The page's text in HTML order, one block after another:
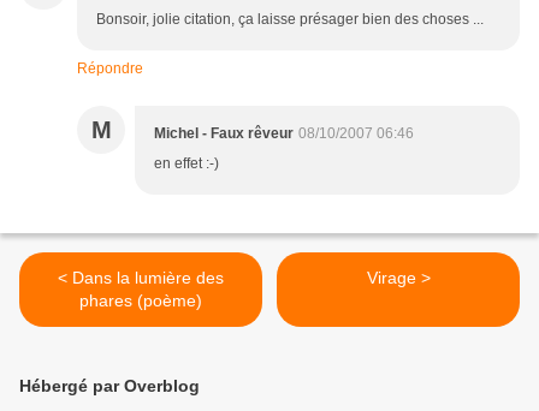
Bonsoir, jolie citation, ça laisse présager bien des choses ...
Répondre
M Michel - Faux rêveur 08/10/2007 06:46
en effet :-)
< Dans la lumière des
phares (poème)
Virage >
Hébergé par Overblog